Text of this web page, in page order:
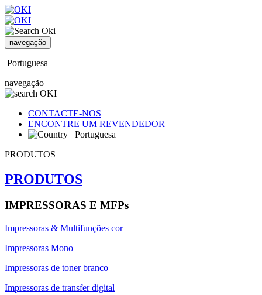
navegação
Portuguesa
navegação
CONTACTE-NOS
ENCONTRE UM REVENDEDOR
Portuguesa
PRODUTOS
PRODUTOS
IMPRESSORAS E MFPs
Impressoras & Multifunções cor
Impressoras Mono
Impressoras de toner branco
Impressoras de transfer digital